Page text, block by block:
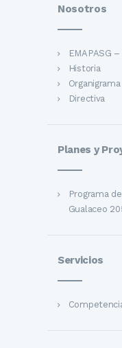
Nosotros
EMAPASG
Historia
Organigrama
Directiva
Planes y
Programa
Gualaceo
Servicios